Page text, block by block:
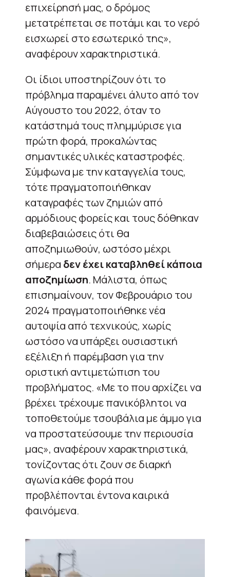
επιχείρησή μας, ο δρόμος
μετατρέπεται σε ποτάμι και το νερό
εισχωρεί στο εσωτερικό της»,
αναφέρουν χαρακτηριστικά.
Οι ίδιοι υποστηρίζουν ότι το
πρόβλημα παραμένει άλυτο από τον
Αύγουστο του 2022, όταν το
κατάστημά τους πλημμύρισε για
πρώτη φορά, προκαλώντας
σημαντικές υλικές καταστροφές.
Σύμφωνα με την καταγγελία τους,
τότε πραγματοποιήθηκαν
καταγραφές των ζημιών από
αρμόδιους φορείς και τους δόθηκαν
διαβεβαιώσεις ότι θα
αποζημιωθούν, ωστόσο μέχρι
σήμερα δεν έχει καταβληθεί κάποια
αποζημίωση. Μάλιστα, όπως
επισημαίνουν, τον Φεβρουάριο του
2024 πραγματοποιήθηκε νέα
αυτοψία από τεχνικούς, χωρίς
ωστόσο να υπάρξει ουσιαστική
εξέλιξη ή παρέμβαση για την
οριστική αντιμετώπιση του
προβλήματος. «Με το που αρχίζει να
βρέχει τρέχουμε πανικόβλητοι να
τοποθετούμε τσουβάλια με άμμο για
να προστατεύσουμε την περιουσία
μας», αναφέρουν χαρακτηριστικά,
τονίζοντας ότι ζουν σε διαρκή
αγωνία κάθε φορά που
προβλέπονται έντονα καιρικά
φαινόμενα.